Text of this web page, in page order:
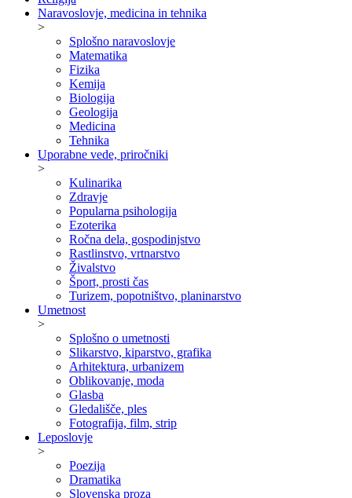
Naravoslovje, medicina in tehnika
>
Splošno naravoslovje
Matematika
Fizika
Kemija
Biologija
Geologija
Medicina
Tehnika
Uporabne vede, priročniki
>
Kulinarika
Zdravje
Popularna psihologija
Ezoterika
Ročna dela, gospodinjstvo
Rastlinstvo, vrtnarstvo
Živalstvo
Šport, prosti čas
Turizem, popotništvo, planinarstvo
Umetnost
>
Splošno o umetnosti
Slikarstvo, kiparstvo, grafika
Arhitektura, urbanizem
Oblikovanje, moda
Glasba
Gledališče, ples
Fotografija, film, strip
Leposlovje
>
Poezija
Dramatika
Slovenska proza